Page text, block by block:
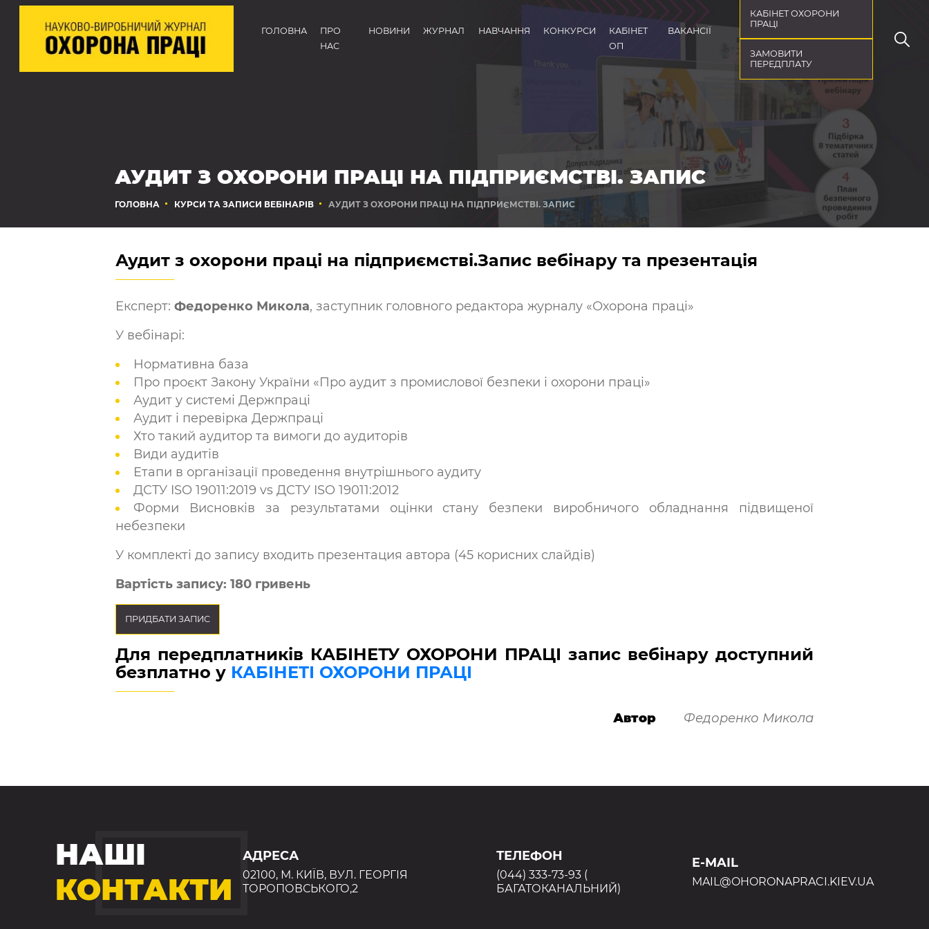
ГОЛОВНА
ПРО
НАС
НОВИНИ ЖУРНАЛ НАВЧАННЯ КОНКУРСИ
КАБІНЕТ
ОП
ВАКАНСІЇ
КАБІНЕТ ОХОРОНИ
ПРАЦІ
ЗАМОВИТИ
ПЕРЕДПЛАТУ
АУДИТ З ОХОРОНИ ПРАЦІ НА ПІДПРИЄМСТВІ. ЗАПИС
ГОЛОВНА КУРСИ ТА ЗАПИСИ ВЕБІНАРІВ АУДИТ З ОХОРОНИ ПРАЦІ НА ПІДПРИЄМСТВІ. ЗАПИС
Аудит з охорони праці на підприємстві.Запис вебінару та презентація
Експерт: Федоренко Микола, заступник головного редактора журналу «Охорона праці»
У вебінарі:
Нормативна база
Про проєкт Закону України «Про аудит з промислової безпеки і охорони праці»
Аудит у системі Держпраці
Аудит і перевірка Держпраці
Хто такий аудитор та вимоги до аудиторів
Види аудитів
Етапи в організації проведення внутрішнього аудиту
ДСТУ ISO 19011:2019 vs ДСТУ ISO 19011:2012
Форми Висновків за результатами оцінки стану безпеки виробничого обладнання підвищеної
небезпеки
У комплекті до запису входить презентация автора (45 корисних слайдів)
Вартість запису: 180 гривень
ПРИДБАТИ ЗАПИС
Для передплатників КАБІНЕТУ ОХОРОНИ ПРАЦІ запис вебінару доступний
безплатно у КАБІНЕТІ ОХОРОНИ ПРАЦІ
Автор Федоренко Микола
НАШІ
КОНТАКТИ
АДРЕСА
02100, М. КИЇВ, ВУЛ. ГЕОРГІЯ
ТОРОПОВСЬКОГО,2
ТЕЛЕФОН
(044) 333-73-93 (
БАГАТОКАНАЛЬНИЙ)
E-MAIL
MAIL@OHORONAPRACI.KIEV.UA